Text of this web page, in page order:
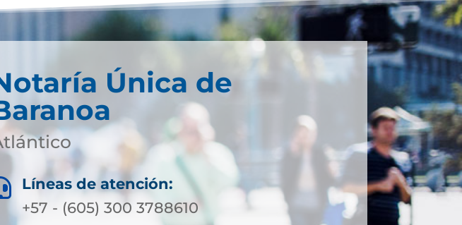
Única de
Líneas de atención:
+57 - (605) 300 3788610